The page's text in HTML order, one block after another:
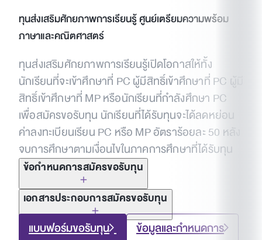
ทุนส่งเสริมศักยภาพการเรียนรู้ ศูนย์เตรียมความพร้อม
ภาษาและคณิตศาสตร์
ทุนส่งเสริมศักยภาพการเรียนรู้เปิดโอกาสให้ทั้ง
นักเรียนที่จะเข้าศึกษาที่ PC ผู้มีสิทธิ์เข้าศึกษาที่ PC ผู้มี
สิทธิ์เข้าศึกษาที่ MP หรือนักเรียนที่กำลังศึกษา PC
เพื่อสมัครขอรับทุน นักเรียนที่ได้รับทุนจะได้ลดหย่อน
ค่าลงทะเบียนเรียน PC หรือ MP อัตราร้อยละ 50 หลัง
จบการศึกษาตามเงื่อนไขในภาคการศึกษาที่ได้รับทุน
ข้อกำหนดการสมัครขอรับทุน
เอกสารประกอบการสมัครขอรับทุน
แบบฟอร์มขอรับทุน ข้อมูลและกำหนดการ